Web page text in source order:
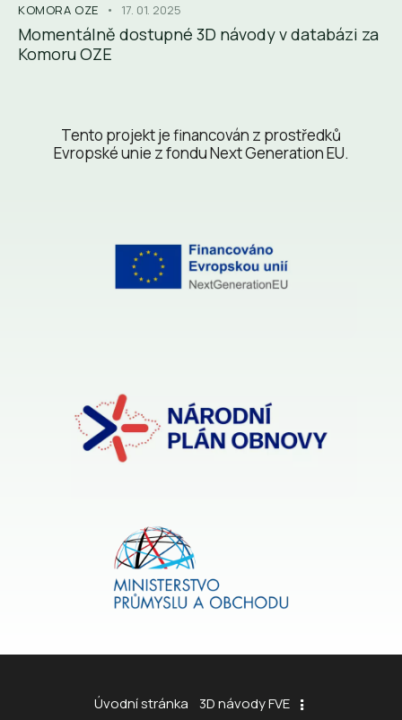
KOMORA OZE 17. 01. 2025
Momentálně dostupné 3D návody v databázi za
Komoru OZE
Tento projekt je financován z prostředků
Evropské unie z fondu Next Generation EU.
Úvodní stránka 3D návody FVE